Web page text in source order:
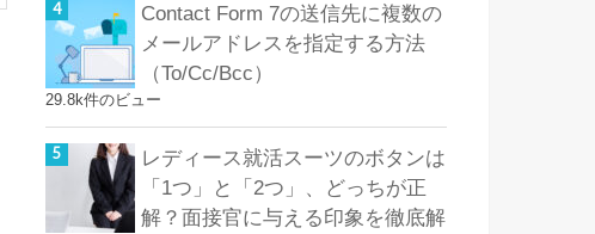
Contact Form 7の送信先に複数の
メールアドレスを指定する方法
（To/Cc/Bcc）
29.8k件のビュー
レディース就活スーツのボタンは
「1つ」と「2つ」、どっちが正
解？面接官に与える印象を徹底解